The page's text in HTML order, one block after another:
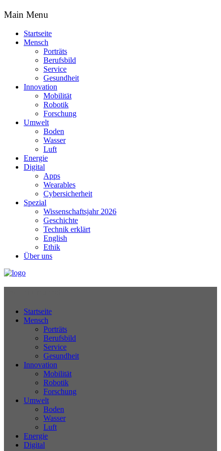
Main Menu
Startseite
Mensch
Porträts
Berufsbild
Service
Gesundheit
Innovation
Mobilität
Robotik
Forschung
Umwelt
Boden
Wasser
Luft
Energie
Digital
Apps
Wearables
Cybersicherheit
Spezial
Wissenschaftsjahr 2026
Geschichte
Technik erklärt
English
Ethik
Über uns
Startseite
Mensch
Porträts
Berufsbild
Service
Gesundheit
Innovation
Mobilität
Robotik
Forschung
Umwelt
Boden
Wasser
Luft
Energie
Digital